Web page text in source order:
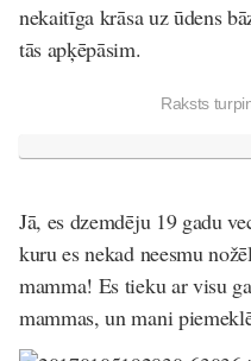
nekaitīga krāsa uz ūdens
tās apķēpāsim.
Raksts
Jā, es dzemdēju 19 gadu
kuru es nekad neesmu
mamma! Es tieku ar visu
mammas, un mani